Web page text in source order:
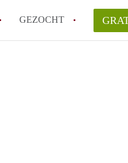
GEZOCHT